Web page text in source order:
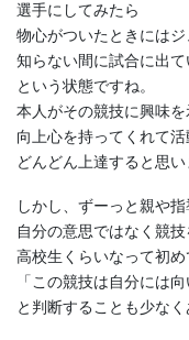
選手にしてみたら
物心がついたときにはジ
知らない間に試合に出て
という状態ですね。
本人がその競技に興味を
向上心を持ってくれて
どんどん上達すると思い
しかし、ずーっと親や
自分の意思ではなく競
高校生くらいなって初
「この競技は自分には向
と判断することも少なく